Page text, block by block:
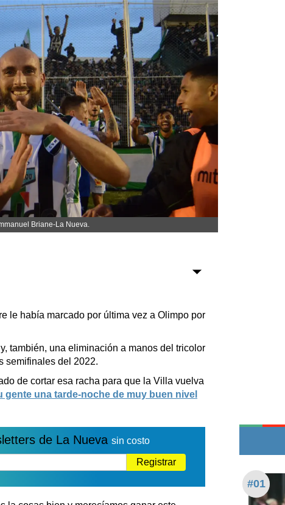
Federal A
Aplausos
Cines
Economía y finanzas
Con el campo
Espacio empresas
Sociedad
Tecnología
Turismo
Salud
Es viral
Transportes
Datos Útiles
Fúnebres
Edictos
Teléfonos de urgencia
Briane-La Nueva.
le había marcado por última vez a Olimpo por
también, una eliminación a manos del tricolor
semifinales del 2022.
de cortar esa racha para que la Villa vuelva
gente una tarde-noche de muy buen nivel
de La Nueva sin costo
Registrar
#01